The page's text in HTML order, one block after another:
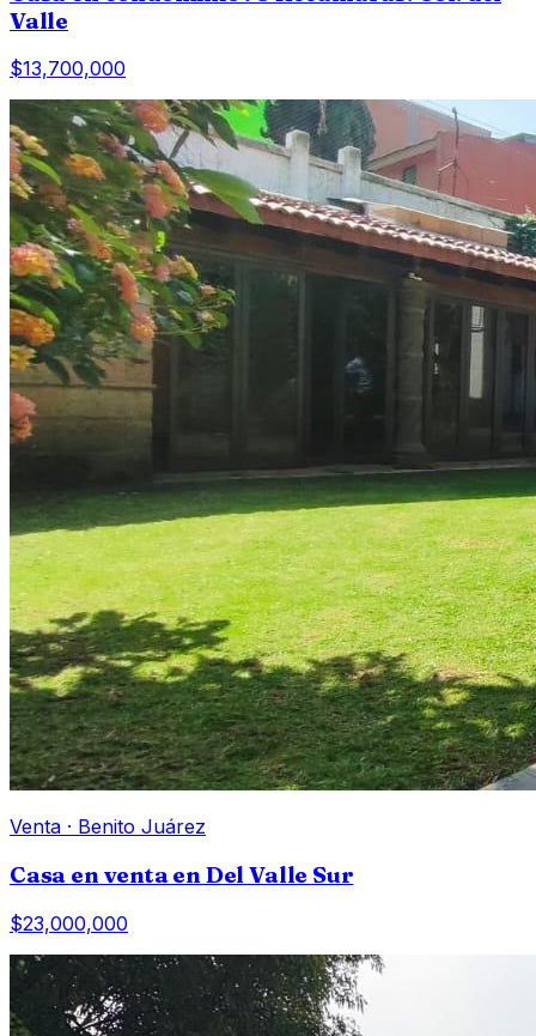
Valle
$13,700,000
Venta · Benito Juárez
Casa en venta en Del Valle Sur
$23,000,000